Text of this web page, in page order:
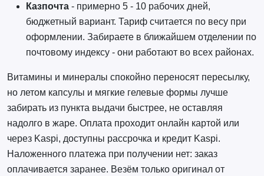
Казпочта- примерно 5 - 10 рабочих дней,
бюджетный вариант. Тариф считается по весу при
оформлении. Забираете в ближайшем отделении по
почтовому индексу - они работают во всех районах.
Витамины и минералы спокойно переносят пересылку,
но летом капсулы и мягкие гелевые формы лучше
забирать из пункта выдачи быстрее, не оставляя
надолго в жаре. Оплата проходит онлайн картой или
через Kaspi, доступны рассрочка и кредит Kaspi.
Наложенного платежа при получении нет: заказ
оплачивается заранее. Везём только оригинал от